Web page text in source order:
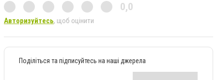
0,0
Авторизуйтесь, щоб оцінити
Поділіться та підписуйтесь на наші джерела